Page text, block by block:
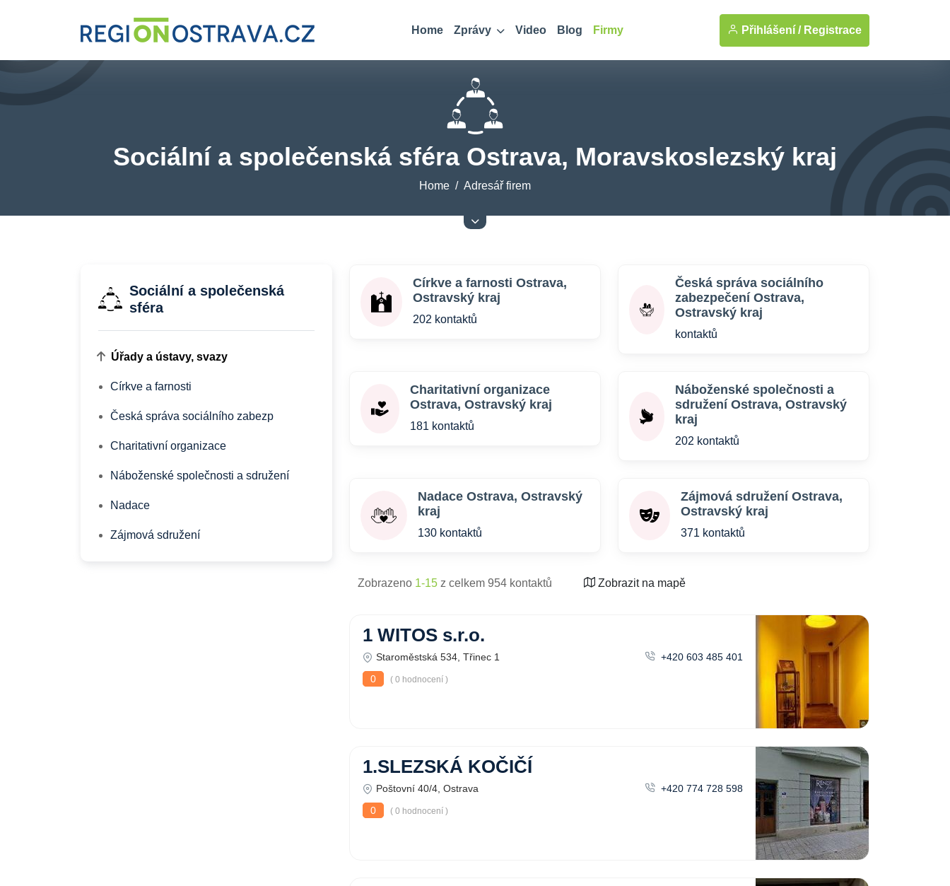
Home Zprávy Video Blog Firmy Přihlášení / Registrace
Sociální a společenská sféra Ostrava, Moravskoslezský kraj
Home Adresář firem
Sociální a společenská
sféra
Úřady a ústavy, svazy
Církve a farnosti
Česká správa sociálního zabezp
Charitativní organizace
Náboženské společnosti a sdružení
Nadace
Zájmová sdružení
Církve a farnosti Ostrava,
Ostravský kraj
202 kontaktů
Česká správa sociálního
zabezpečení Ostrava,
Ostravský kraj
kontaktů
Charitativní organizace
Ostrava, Ostravský kraj
181 kontaktů
Náboženské společnosti a
sdružení Ostrava, Ostravský
kraj
202 kontaktů
Nadace Ostrava, Ostravský
kraj
130 kontaktů
Zájmová sdružení Ostrava,
Ostravský kraj
371 kontaktů
Zobrazeno 1-15 z celkem 954 kontaktů Zobrazit na mapě
1 WITOS s.r.o.
Staroměstská 534, Třinec 1
+420 603 485 401
0
( 0 hodnocení )
1.SLEZSKÁ KOČIČÍ
Poštovní 40/4, Ostrava
+420 774 728 598
0
( 0 hodnocení )